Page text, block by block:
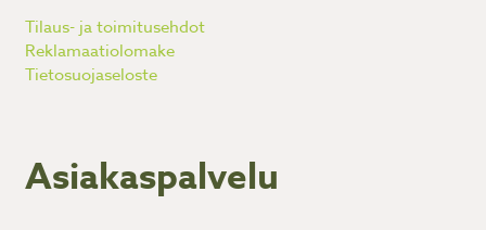
Tilaus- ja toimitusehdot
Reklamaatiolomake
Tietosuojaseloste
Asiakaspalvelu